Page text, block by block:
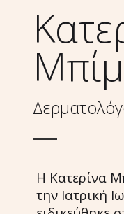
Η Κατερίνα
την Ιατρική